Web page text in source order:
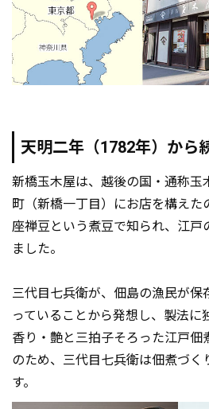
天明二年（1782年）から
新橋玉木屋は、越後の国・通称玉
町（新橋一丁目）にお店を構えた
座禅豆という煮豆で知られ、江戸
ました。
三代目七兵衛が、佃島の漁民が保
っていることから発想し、製法に
香り・艶と三拍子そろった江戸佃
のため、三代目七兵衛は佃煮づく
す。